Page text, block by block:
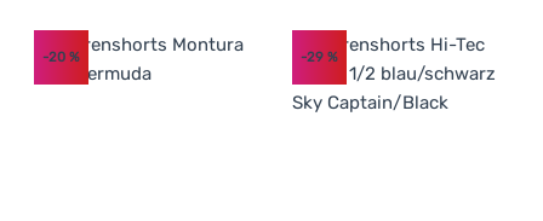
-20 % -29%